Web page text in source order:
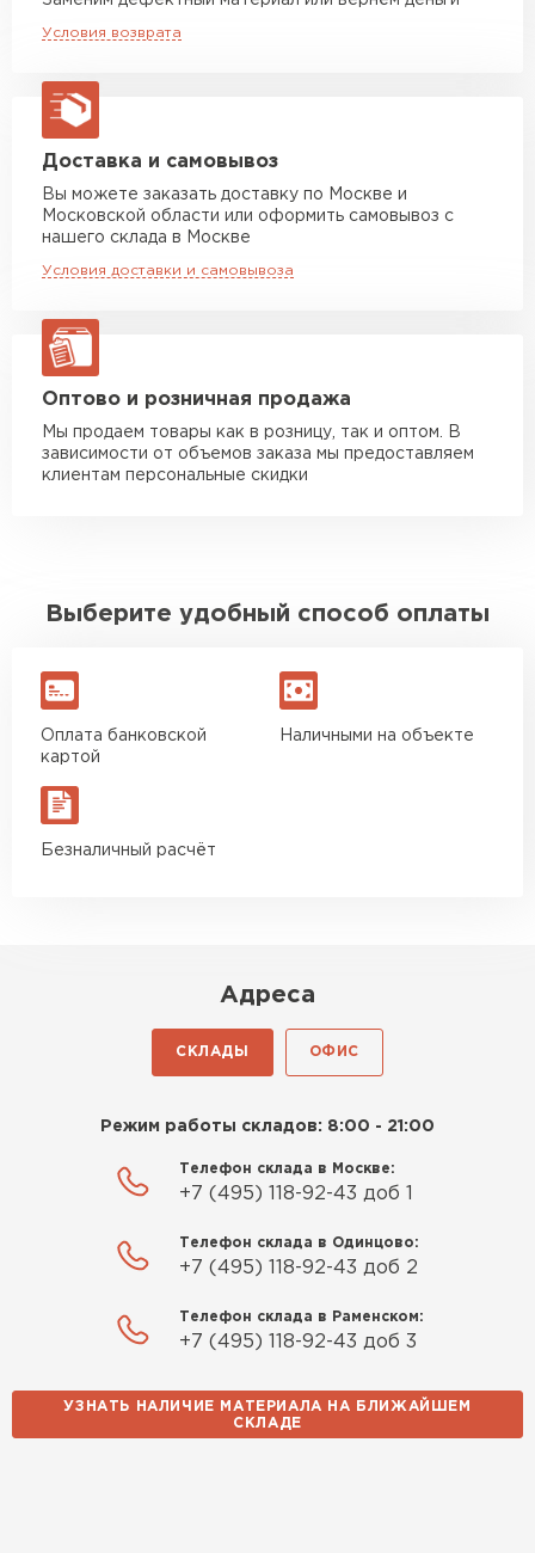
макс. длина груза 13,5 м
Манипулятор до 5 тн
макс. длина груза 6 м
Манипулятор до 10 тн
макс. длина груза 8 м
Манипулятор до 20 тн
Условия возврата
Доставка и самовывоз
Вы можете заказать доставку по Москве и
Московской области или оформить самовывоз с
нашего склада в Москве
Условия доставки и самовывоза
Оптово и розничная продажа
Мы продаем товары как в розницу, так и оптом. В
зависимости от объемов заказа мы предоставляем
клиентам персональные скидки
Выберите удобный способ оплаты
Оплата банковской
картой
Наличными на объекте
Безналичный расчёт
Адреса
СКЛАДЫ ОФИС
Режим работы складов: 8:00 - 21:00
Телефон склада в Москве:
+7 (495) 118-92-43 доб 1
Телефон склада в Одинцово:
+7 (495) 118-92-43 доб 2
Телефон склада в Раменском:
+7 (495) 118-92-43 доб 3
УЗНАТЬ НАЛИЧИЕ МАТЕРИАЛА НА БЛИЖАЙШЕМ
СКЛАДЕ